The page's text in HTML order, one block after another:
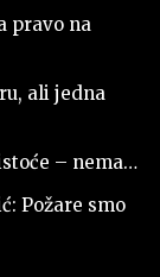
pravo na
ali jedna
– nema…
Požare smo